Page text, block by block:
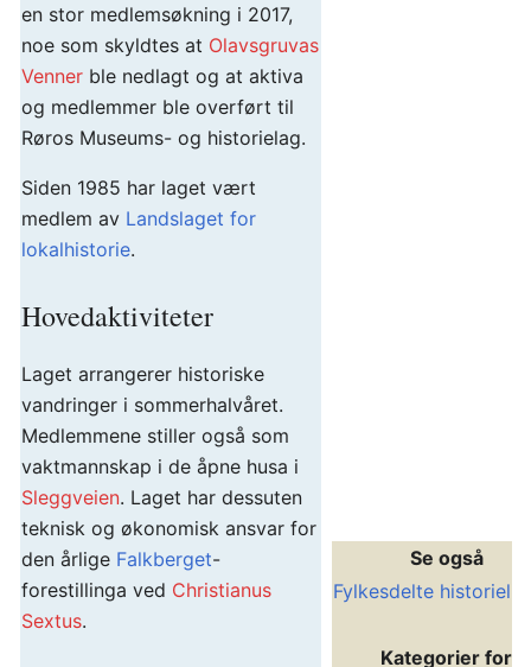
en stor medlemsøkning i 2017,
noe som skyldtes at Olavsgruvas
Venner ble nedlagt og at aktiva
og medlemmer ble overført til
Røros Museums- og historielag.
Siden 1985 har laget vært
medlem av Landslaget for
lokalhistorie.
Hovedaktiviteter
Laget arrangerer historiske
vandringer i sommerhalvåret.
Medlemmene stiller også som
vaktmannskap i de åpne husa i
Sleggveien. Laget har dessuten
teknisk og økonomisk ansvar for
den årlige Falkberget-
forestillinga ved Christianus
Sextus.
Se også
Fylkesdelte
Kategorier for